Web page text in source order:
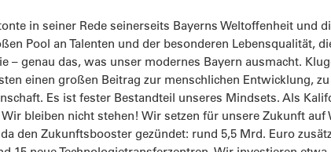
in seiner Rede seinerseits Bayerns Weltoffenheit und
Pool an Talenten und der besonderen Lebensqualität,
– genau das, was unser modernes Bayern ausmacht.
einen großen Beitrag zur menschlichen Entwicklung,
Es ist fester Bestandteil unseres Mindsets. Als
bleiben nicht stehen! Wir setzen für unsere Zukunft
den Zukunftsbooster gezündet: rund 5,5 Mrd. Euro